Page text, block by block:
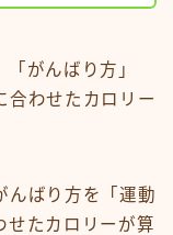
がんばり方」
合わせたカロリー
んばり方を「運動
せたカロリーが算